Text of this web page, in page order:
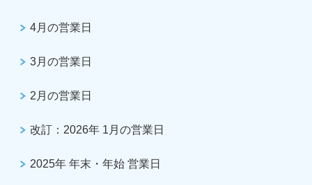
4月の営業日
3月の営業日
2月の営業日
改訂：2026年 1月の営業日
2025年 年末・年始 営業日